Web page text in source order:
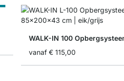
WALK-IN 100
vanaf € 115,00